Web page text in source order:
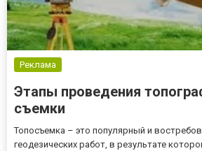
Реклама
Этапы проведения
съемки
Топосъемка – это популярный и
геодезических работ, в результате